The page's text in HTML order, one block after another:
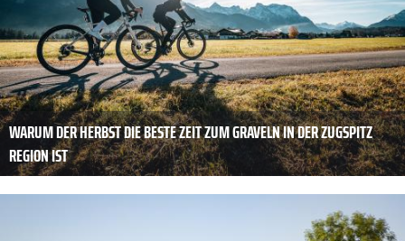
WARUM DER HERBST DIE BESTE ZEIT ZUM GRAVELN IN DER ZUGSPITZ
REGION IST